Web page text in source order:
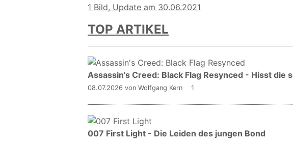
1 Bild, Update am 30.06.2021
TOP ARTIKEL
Assassin's Creed: Black Flag Resynced - Hisst die
08.07.2026 von Wolfgang Kern 1
007 First Light - Die Leiden des jungen Bond